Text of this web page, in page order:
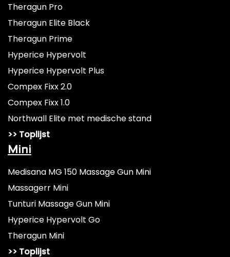
Theragun Pro
Theragun Elite Black
Theragun Prime
Hyperice Hypervolt
Hyperice Hypervolt Plus
Compex Fixx 2.0
Compex Fixx 1.0
Northwall Elite met medische stand
>> Toplijst
Mini
Medisana MG 150 Massage Gun Mini
Massagerr Mini
Tunturi Massage Gun Mini
Hyperice Hypervolt Go
Theragun Mini
>> Toplijst